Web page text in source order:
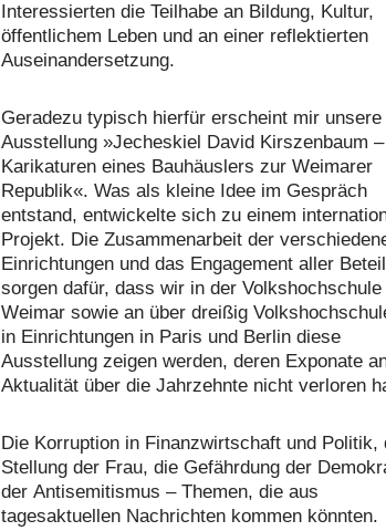
Interessierten die Teilhabe an Bildung, Kultur,
öffentlichem Leben und an einer reflektierten
Auseinandersetzung.
Geradezu typisch hierfür erscheint mir unsere
Ausstellung »Jecheskiel David Kirszenbaum –
Karikaturen eines Bauhäuslers zur Weimarer
Republik«. Was als kleine Idee im Gespräch
entstand, entwickelte sich zu einem
Projekt. Die Zusammenarbeit der
Einrichtungen und das Engagement aller
sorgen dafür, dass wir in der Volkshochschule
Weimar sowie an über dreißig
in Einrichtungen in Paris und Berlin diese
Ausstellung zeigen werden, deren Exponate
Aktualität über die Jahrzehnte nicht verloren
Die Korruption in Finanzwirtschaft und Politik,
Stellung der Frau, die Gefährdung der
der Antisemitismus – Themen, die aus
tagesaktuellen Nachrichten kommen könnten.